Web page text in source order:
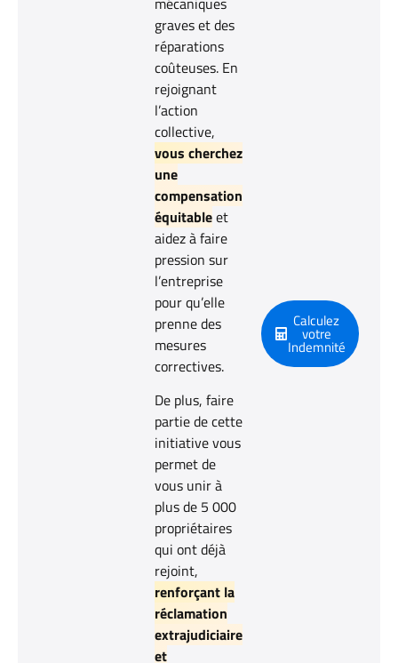
graves et des
réparations
coûteuses. En
rejoignant
l’action
collective,
vous cherchez
une
compensation
équitableet
aidez à faire
pression sur
l’entreprise
pour qu’elle
prenne des
mesures
correctives.
De plus, faire
partie de cette
initiative vous
permet de
vous unir à
plus de 5 000
propriétaires
qui ont déjà
rejoint,
renforçant la
réclamation
extrajudiciaire
et
Calculez
votre
Indemnité